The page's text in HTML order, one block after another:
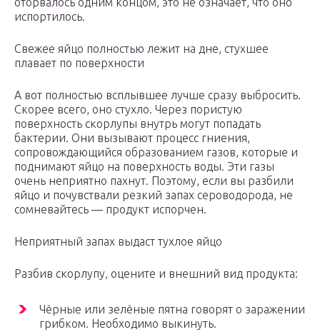
испортилось.
Свежее яйцо полностью лежит на дне, стухшее
плавает по поверхности
А вот полностью всплывшее лучше сразу выбросить.
Скорее всего, оно стухло. Через пористую
поверхность скорлупы внутрь могут попадать
бактерии. Они вызывают процесс гниения,
сопровождающийся образованием газов, которые и
поднимают яйцо на поверхность воды. Эти газы
очень неприятно пахнут. Поэтому, если вы разбили
яйцо и почувствали резкий запах сероводорода, не
сомневайтесь — продукт испорчен.
Неприятный запах выдаст тухлое яйцо
Разбив скорлупу, оцените и внешний вид продукта:
Чёрные или зелёные пятна говорят о заражении
грибком. Необходимо выкинуть.